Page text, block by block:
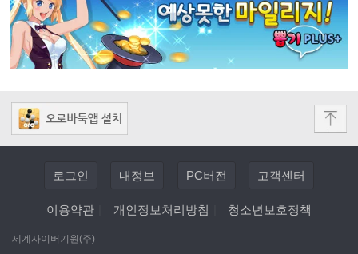
로그인 내정보 PC버전 고객센터
이용약관 개인정보처리방침 청소년보호정책
세계사이버기원(주)